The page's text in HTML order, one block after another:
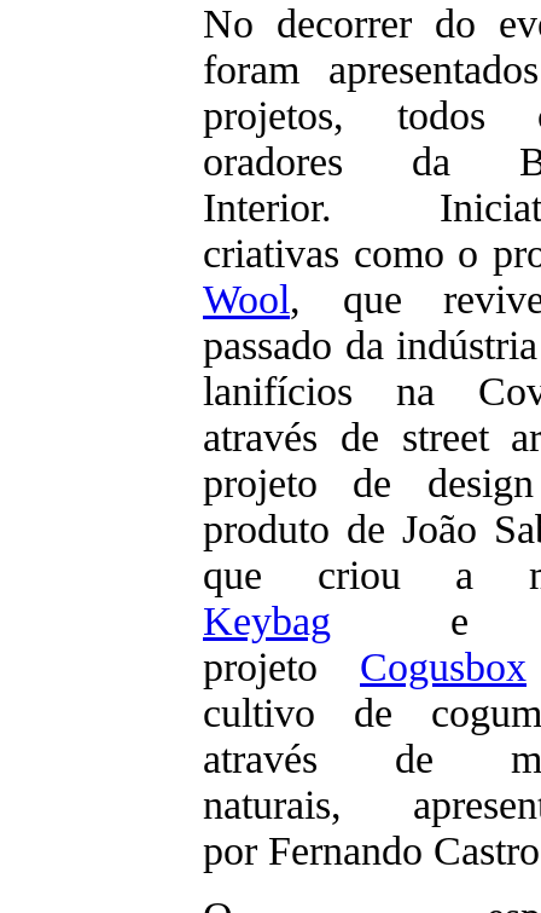
No decorrer do
foram
projetos, todos
oradores da
Interior.
criativas como o
Wool, que
passado da
lanifícios na
através de street
projeto de
produto de João
que criou a
Keybag e
projeto Cogusbox
cultivo de
através de
naturais,
por Fernando